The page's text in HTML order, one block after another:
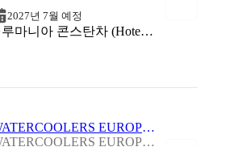
2027년 7월 예정
루마니아 콘스탄차 (Hotel Del Mar Mamaia)
WATERCOOLERS EUROPE 2027
WATERCOOLERS EUROPE 2027